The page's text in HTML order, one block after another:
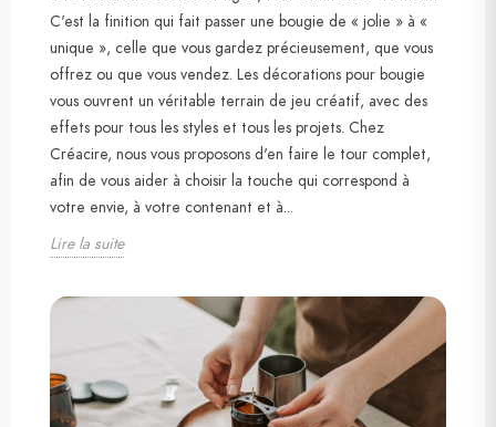
C'est la finition qui fait passer une bougie de « jolie » à «
unique », celle que vous gardez précieusement, que vous
offrez ou que vous vendez. Les décorations pour bougie
vous ouvrent un véritable terrain de jeu créatif, avec des
effets pour tous les styles et tous les projets. Chez
Créacire, nous vous proposons d'en faire le tour complet,
afin de vous aider à choisir la touche qui correspond à
votre envie, à votre contenant et à...
Lire la suite